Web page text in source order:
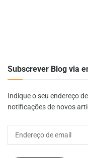
Subscrever Blog via
Indique o seu endereço
notificações de novos